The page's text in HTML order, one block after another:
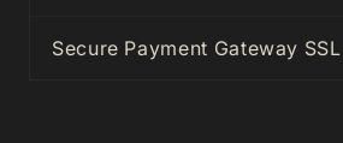
Secure Payment Gateway SSL